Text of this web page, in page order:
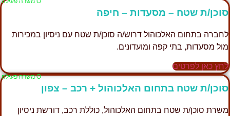
סוכן/ת שטח – מסעדות – חיפה
לחברה בתחום האלכוהול דרוש/ה סוכן/ת שטח עם ניסיון במכירות
מול מסעדות, בתי קפה ומועדונים.
לחץ כאן לפרטים
Ο משרה פעילה
סוכן/ת שטח בתחום האלכוהול + רכב – צפון
משרת סוכן/ת שטח בתחום האלכוהול, כוללת רכב, דורשת ניסיון